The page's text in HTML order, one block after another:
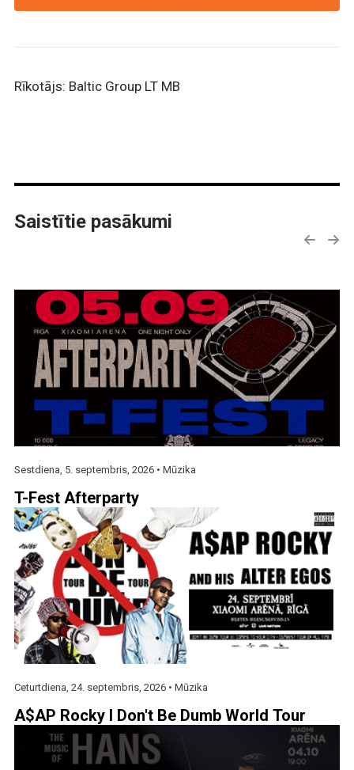
Rīkotājs: Baltic Group LT MB
Saistītie pasākumi
Sestdiena, 5. septembris, 2026 • Mūzika
T-Fest Afterparty
Ceturtdiena, 24. septembris, 2026 • Mūzika
A$AP Rocky I Don't Be Dumb World Tour